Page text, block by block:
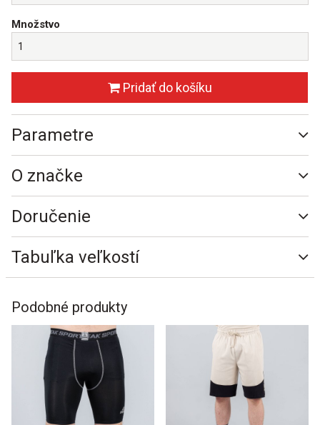
Množstvo
Pridať do košíku
Parametre
O značke
Doručenie
Tabuľka veľkostí
Podobné produkty